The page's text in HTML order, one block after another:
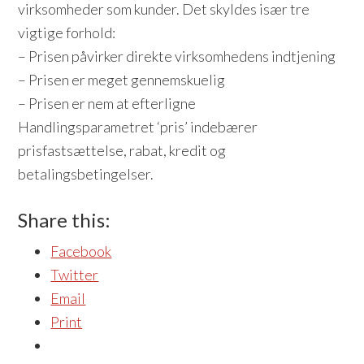
virksomheder som kunder. Det skyldes især tre
vigtige forhold:
– Prisen påvirker direkte virksomhedens indtjening
– Prisen er meget gennemskuelig
– Prisen er nem at efterligne
Handlingsparametret ‘pris’ indebærer
prisfastsættelse, rabat, kredit og
betalingsbetingelser.
Share this:
Facebook
Twitter
Email
Print